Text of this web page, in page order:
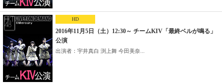
HD
2016年11月5日（土）12:30～ チームKIV「最終ベルが鳴る」
公演
出演者：宇井真白 渕上舞 今田美奈...